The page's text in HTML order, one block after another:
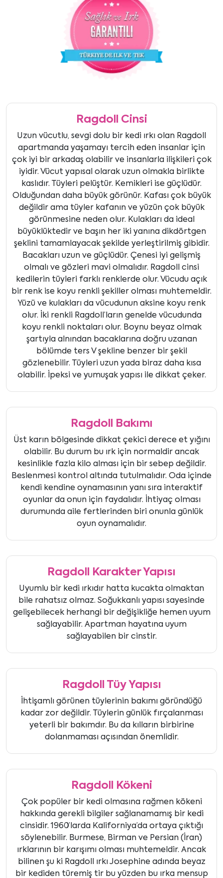
Ragdoll Cinsi
Uzun vücutlu, sevgi dolu bir kedi ırkı olan Ragdoll
apartmanda yaşamayı tercih eden insanlar için
çok iyi bir arkadaş olabilir ve insanlarla ilişkileri çok
iyidir. Vücut yapısal olarak uzun olmakla birlikte
kaslıdır. Tüyleri pelüştür. Kemikleri ise güçlüdür.
Olduğundan daha büyük görünür. Kafası çok büyük
değildir ama tüyler kafanın ve yüzün çok büyük
görünmesine neden olur. Kulakları da ideal
büyüklüktedir ve başın her iki yanına dikdörtgen
şeklini tamamlayacak şekilde yerleştirilmiş gibidir.
Bacakları uzun ve güçlüdür. Çenesi iyi gelişmiş
olmalı ve gözleri mavi olmalıdır. Ragdoll cinsi
kedilerin tüyleri farklı renklerde olur. Vücudu açık
bir renk ise koyu renkli şekiller olması muhtemeldir.
Yüzü ve kulakları da vücudunun aksine koyu renk
olur. İki renkli Ragdoll’ların genelde vücudunda
koyu renkli noktaları olur. Boynu beyaz olmak
şartıyla alnından bacaklarına doğru uzanan
bölümde ters V şekline benzer bir şekil
gözlenebilir. Tüyleri uzun yada biraz daha kısa
olabilir. İpeksi ve yumuşak yapısı ile dikkat çeker.
Ragdoll Bakımı
Üst karın bölgesinde dikkat çekici derece et yığını
olabilir. Bu durum bu ırk için normaldir ancak
kesinlikle fazla kilo alması için bir sebep değildir.
Beslenmesi kontrol altında tutulmalıdır. Oda içinde
kendi kendine oynamasının yanı sıra interaktif
oyunlar da onun için faydalıdır. İhtiyaç olması
durumunda aile fertlerinden biri onunla günlük
oyun oynamalıdır.
Ragdoll Karakter Yapısı
Uyumlu bir kedi ırkıdır hatta kucakta olmaktan
bile rahatsız olmaz. Soğukkanlı yapısı sayesinde
gelişebilecek herhangi bir değişikliğe hemen uyum
sağlayabilir. Apartman hayatına uyum
sağlayabilen bir cinstir.
Ragdoll Tüy Yapısı
İhtişamlı görünen tüylerinin bakımı göründüğü
kadar zor değildir. Tüylerin günlük fırçalanması
yeterli bir bakımdır. Bu da kılların birbirine
dolanmaması açısından önemlidir.
Ragdoll Kökeni
Çok popüler bir kedi olmasına rağmen kökeni
hakkında gerekli bilgiler sağlanamamış bir kedi
cinsidir. 1960’larda Kaliforniya’da ortaya çıktığı
söylenebilir. Burmese, Birman ve Persian (İran)
ırklarının bir karışımı olması muhtemeldir. Ancak
bilinen şu ki Ragdoll ırkı Josephine adında beyaz
bir kediden türemiş tir bu yüzden bu ırka mensup